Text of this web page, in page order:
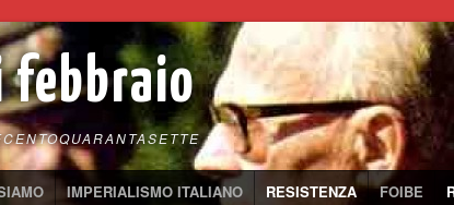
febbraio
IMPERIALISMO ITALIANO RESISTENZA FOIBE